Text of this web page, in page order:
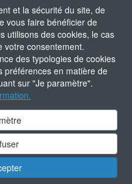
et la sécurité du site, de
vous faire bénéficier de
utilisons des cookies, le cas
votre consentement.
des typologies de cookies
préférences en matière de
sur "Je paramètre".